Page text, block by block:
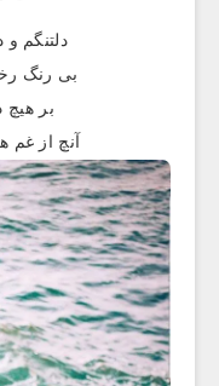
دلتنگم
بی رنگ
بر هیچ
آنچ از